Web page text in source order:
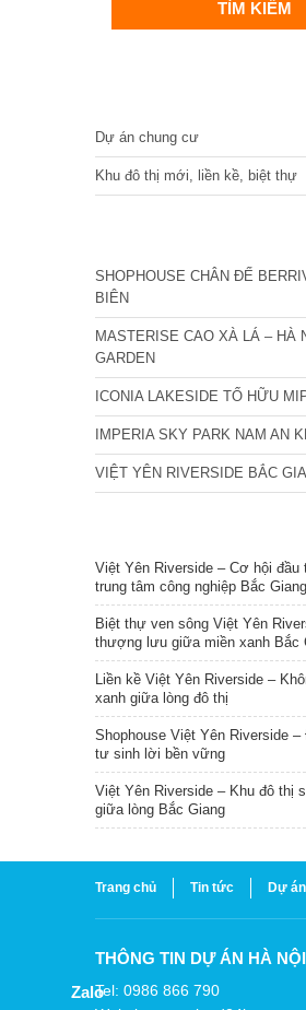
Dự án chung cư
Khu đô thị mới, liền kề, biệt thự
SHOPHOUSE CHÂN ĐẾ
BIÊN
MASTERISE CAO XÀ LÁ – HÀ
GARDEN
ICONIA LAKESIDE TỐ HỮU
IMPERIA SKY PARK NAM AN
VIỆT YÊN RIVERSIDE BẮC
Việt Yên Riverside – Cơ hội
trung tâm công nghiệp Bắc Giang
Biệt thự ven sông Việt Yên
thượng lưu giữa miền xanh Bắc
Liền kề Việt Yên Riverside –
xanh giữa lòng đô thị
Shophouse Việt Yên Riverside
tư sinh lời bền vững
Việt Yên Riverside – Khu đô thị
giữa lòng Bắc Giang
Trang chủ Tin tức Dự án
THÔNG TIN DỰ ÁN HÀ NỘI
Tel: 0986 866 790
Zalo